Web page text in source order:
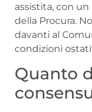
assistita, con
della Procura.
davanti al
condizioni
Quanto